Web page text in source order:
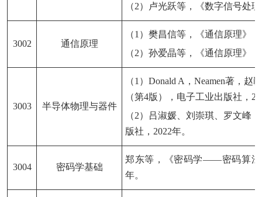
（2） 卢光跃等，《数字信号处
3002 通信原理
（1）樊昌信等，《通信原理》
（2）孙爱晶等，《通信原理》
3003 半导体物理与器件
（1）Donald A，Neamen著，
（第4版），电子工业出版社，
（2）吕淑媛、刘崇琪、罗文峰
版社，2022年。
3004 密码学基础
郑东等，《密码学——密码算法
年。